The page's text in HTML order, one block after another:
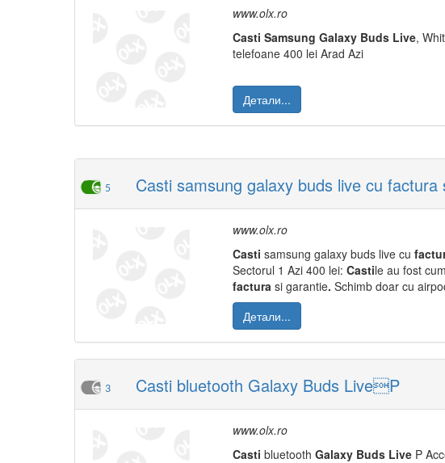
www.olx.ro
Casti Samsung Galaxy Buds Live,
telefoane 400 lei Arad Azi
Детали...
5 Casti samsung galaxy buds live cu factura
www.olx.ro
Casti samsung galaxy buds live cu
Sectorul 1 Azi 400 lei: Castile au fost
factura si garantie. Schimb doar cu
Детали...
3 Casti bluetooth Galaxy Buds LiveP
www.olx.ro
Casti bluetooth Galaxy Buds Live P